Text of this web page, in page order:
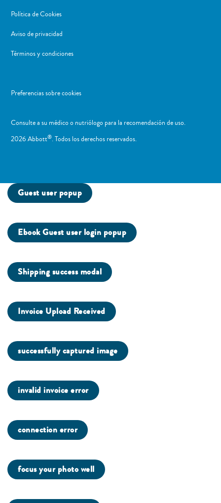
Política de Cookies
Aviso de privacidad
Términos y condiciones
Preferencias sobre cookies
Consulte a su médico o nutriólogo para la recomendación de uso. ​
2026 Abbott®. Todos los derechos reservados.
Guest user popup
Ebook Guest user login popup
Shipping success modal
Invoice Upload Received
successfully captured image
invalid invoice error
connection error
focus your photo well